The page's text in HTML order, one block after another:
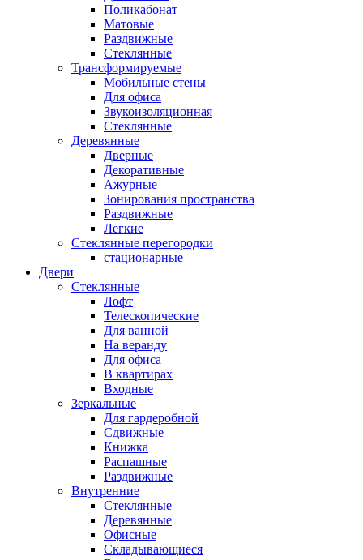
Поликабонат
Матовые
Раздвижные
Стеклянные
Трансформируемые
Мобильные стены
Для офиса
Звукоизоляционная
Стеклянные
Деревянные
Дверные
Декоративные
Ажурные
Зонирования пространства
Раздвижные
Легкие
Стеклянные перегородки
стационарные
Двери
Стеклянные
Лофт
Телескопические
Для ванной
На веранду
Для офиса
В квартирах
Входные
Зеркальные
Для гардеробной
Сдвижные
Книжка
Распашные
Раздвижные
Внутренние
Стеклянные
Деревянные
Офисные
Складывающиеся